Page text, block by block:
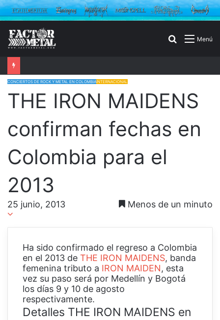
Menú
Buscar
CONCIERTOS DE ROCK Y METAL EN COLOMBIAINTERNACIONAL
THE IRON MAIDENS
confirman fechas en
Colombia para el
2013
25 junio, 2013 Menos de un minuto
Ha sido confirmado el regreso a Colombia
en el 2013 de THE IRON MAIDENS, banda
femenina tributo a IRON MAIDEN, esta
vez su paso será por Medellín y Bogotá
los días 9 y 10 de agosto
respectivamente.
Detalles THE IRON MAIDENS en